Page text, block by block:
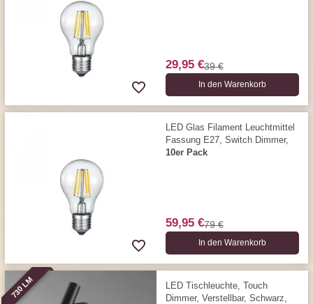
29,95 €39 €
In den Warenkorb
LED Glas Filament Leuchtmittel
Fassung E27, Switch Dimmer,
10er Pack
59,95 €79 €
In den Warenkorb
730 LM
LED Tischleuchte, Touch
Dimmer, Verstellbar, Schwarz,